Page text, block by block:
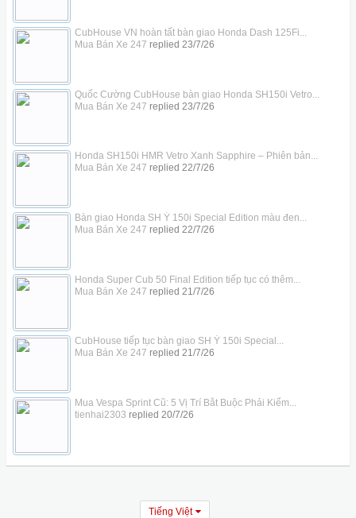
CubHouse VN hoàn tất bàn giao Honda Dash 125Fi...
Mua Bán Xe 247 replied 23/7/26
Quốc Cường CubHouse bàn giao Honda SH150i Vetro...
Mua Bán Xe 247 replied 23/7/26
Honda SH150i HMR Vetro Xanh Sapphire – Phiên bản...
Mua Bán Xe 247 replied 22/7/26
Bàn giao Honda SH Ý 150i Special Edition màu đen...
Mua Bán Xe 247 replied 22/7/26
Honda Super Cub 50 Final Edition tiếp tục có thêm...
Mua Bán Xe 247 replied 21/7/26
CubHouse tiếp tục bàn giao SH Ý 150i Special...
Mua Bán Xe 247 replied 21/7/26
Mua Vespa Sprint Cũ: 5 Vị Trí Bắt Buộc Phải Kiểm...
tienhai2303 replied 20/7/26
Tiếng Việt